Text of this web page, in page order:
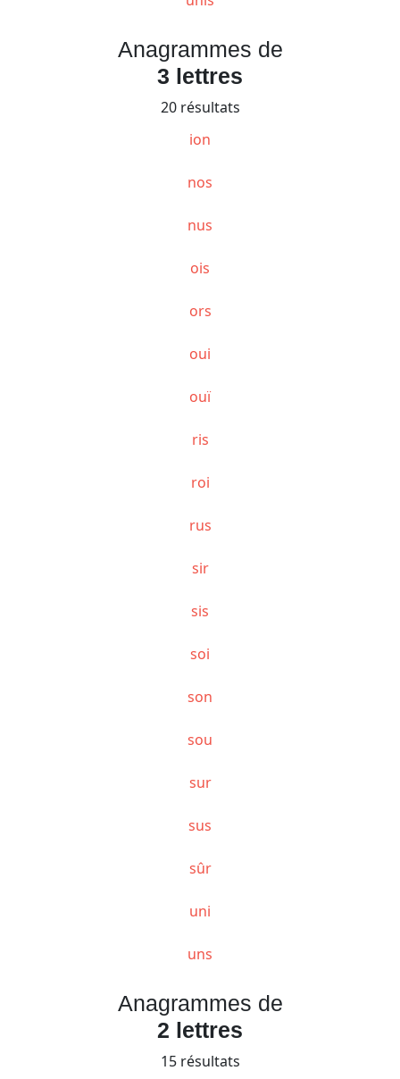
Anagrammes de
3 lettres
20 résultats
ion
nos
nus
ois
ors
oui
ouï
ris
roi
rus
sir
sis
soi
son
sou
sur
sus
sûr
uni
uns
Anagrammes de
2 lettres
15 résultats